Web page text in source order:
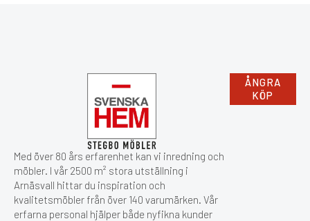
Med över 80 års erfarenhet kan vi inredning och
möbler. I vår 2500 m² stora utställning i
Arnäsvall hittar du inspiration och
kvalitetsmöbler från över 140 varumärken. Vår
erfarna personal hjälper både nyfikna kunder
ÅNGRA
KÖP